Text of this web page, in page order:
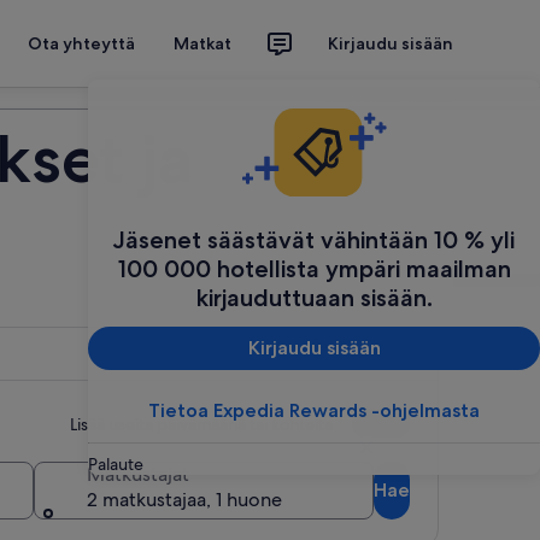
Ota yhteyttä Matkat Kirjaudu sisään
Jäsenet säästävät vähintään 10 % yli
100 000 hotellista ympäri maailman
kirjauduttuaan sisään.
Kirjaudu sisään
Tietoa Expedia Rewards -ohjelmasta
Palaute
ja
Lisää useita päivämääriä tai kohteita
Matkustajat
2 matkustajaa, 1 huone
Hae